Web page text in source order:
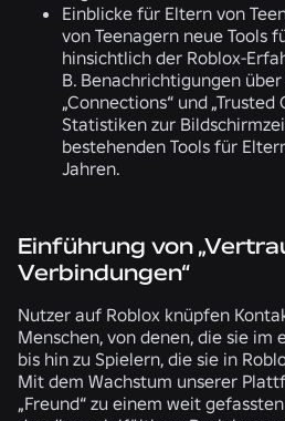
Einblicke für Eltern von
von Teenagern neue Tools
hinsichtlich der Roblox-
B. Benachrichtigungen
„Connections“ und
Statistiken zur
bestehenden Tools für
Jahren.
Einführung von
Verbindungen“
Nutzer auf Roblox knüpfen
Menschen, von denen, die sie im
bis hin zu Spielern, die sie in
Mit dem Wachstum unserer
„Freund“ zu einem weit